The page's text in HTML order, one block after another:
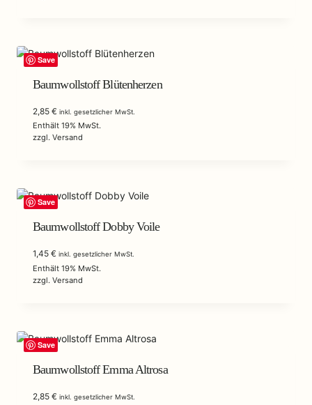
Save
Baumwollstoff Blütenherzen
2,85 € inkl. gesetzlicher MwSt.
Enthält 19% MwSt.
zzgl. Versand
Save
Baumwollstoff Dobby Voile
1,45 € inkl. gesetzlicher MwSt.
Enthält 19% MwSt.
zzgl. Versand
Save
Baumwollstoff Emma Altrosa
2,85 € inkl. gesetzlicher MwSt.